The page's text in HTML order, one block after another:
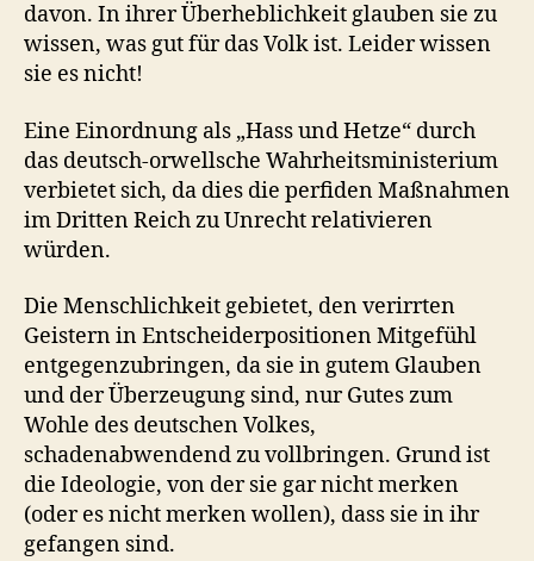
davon. In ihrer Überheblichkeit glauben sie zu
wissen, was gut für das Volk ist. Leider wissen
sie es nicht!
Eine Einordnung als „Hass und Hetze“ durch
das deutsch-orwellsche Wahrheitsministerium
verbietet sich, da dies die perfiden Maßnahmen
im Dritten Reich zu Unrecht relativieren
würden.
Die Menschlichkeit gebietet, den verirrten
Geistern in Entscheiderpositionen Mitgefühl
entgegenzubringen, da sie in gutem Glauben
und der Überzeugung sind, nur Gutes zum
Wohle des deutschen Volkes,
schadenabwendend zu vollbringen. Grund ist
die Ideologie, von der sie gar nicht merken
(oder es nicht merken wollen), dass sie in ihr
gefangen sind.